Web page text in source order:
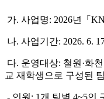
가. 사업명: 2026년「
나. 사업기간: 2026. 6.
다. 운영대상: 철원·화
교 재학생으로 구성된 팀
- 인원: 1개 팀별 4~5인